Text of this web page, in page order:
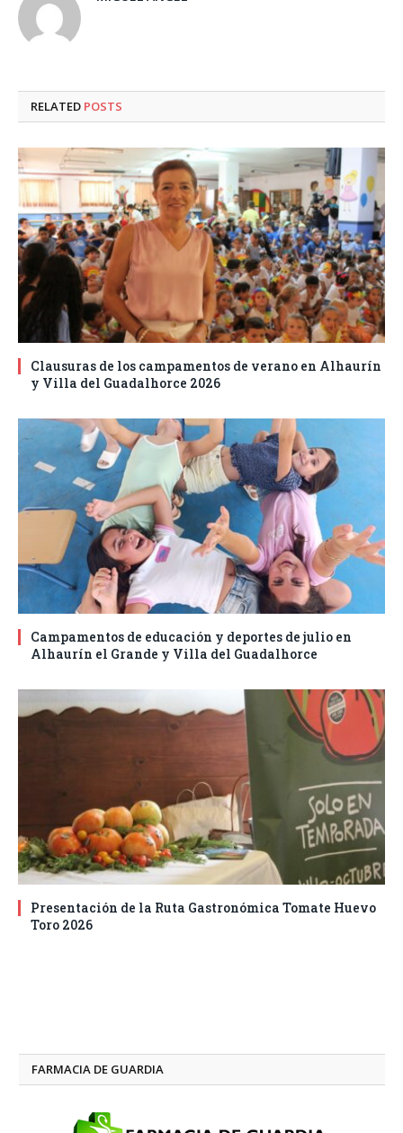
RELATED POSTS
Clausuras de los campamentos de verano en Alhaurín
y Villa del Guadalhorce 2026
Campamentos de educación y deportes de julio en
Alhaurín el Grande y Villa del Guadalhorce
Presentación de la Ruta Gastronómica Tomate Huevo
Toro 2026
FARMACIA DE GUARDIA